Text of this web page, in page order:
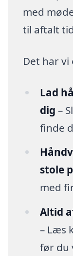
med
til aftalt
Det har vi
Lad
dig –
finde
stole
med
Altid
– Læs
før du